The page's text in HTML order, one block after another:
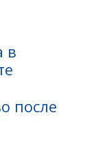
в
после